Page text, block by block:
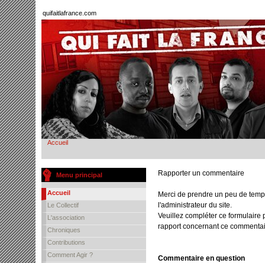
quifaitlafrance.com
Accueil
Menu principal
Accueil
Le Collectif
L'association
Chroniques
Contributions
Comment Agir ?
Rapporter un commentaire
Merci de prendre un peu de
l'administrateur du site.
Veuillez compléter ce formulaire
rapport concernant ce
Commentaire en question